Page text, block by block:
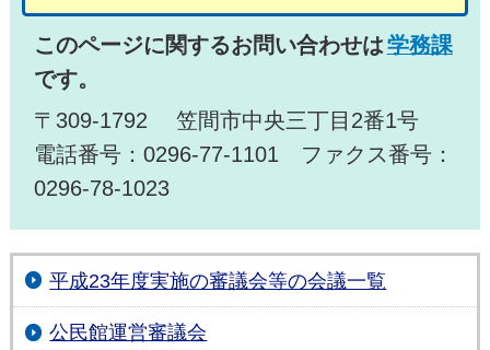
このページに関するお問い合わせは学務課
です。
〒309-1792 笠間市中央三丁目2番1号
電話番号：0296-77-1101 ファクス番号：
0296-78-1023
平成23年度実施の審議会等の会議一覧
公民館運営審議会